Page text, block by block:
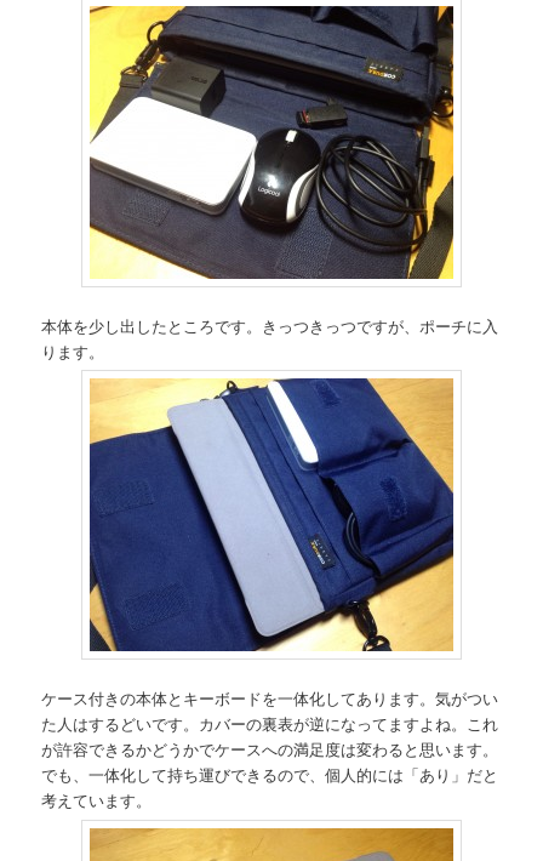
本体を少し出したところです。きっつきっつですが、ポーチに入
ります。
ケース付きの本体とキーボードを一体化してあります。気がつい
た人はするどいです。カバーの裏表が逆になってますよね。これ
が許容できるかどうかでケースへの満足度は変わると思います。
でも、一体化して持ち運びできるので、個人的には「あり」だと
考えています。